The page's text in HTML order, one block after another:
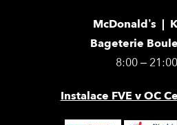
McDonald’s |
Bageterie
8:00 – 21:00
Instalace FVE v OC